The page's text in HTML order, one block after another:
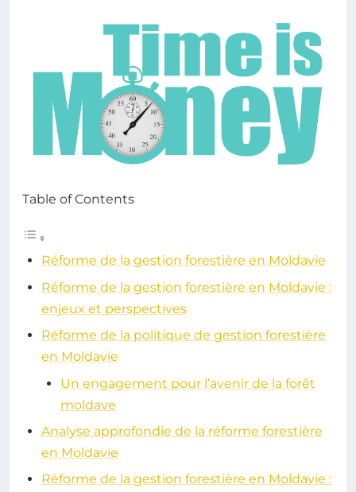
Table of Contents
Réforme de la gestion forestière en Moldavie
Réforme de la gestion forestière en Moldavie :
enjeux et perspectives
Réforme de la politique de gestion forestière
en Moldavie
Un engagement pour l’avenir de la forêt
moldave
Analyse approfondie de la réforme forestière
en Moldavie
Réforme de la gestion forestière en Moldavie :